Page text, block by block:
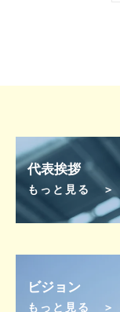
代表挨拶
もっと見る ＞
ビジョン
もっと見る ＞